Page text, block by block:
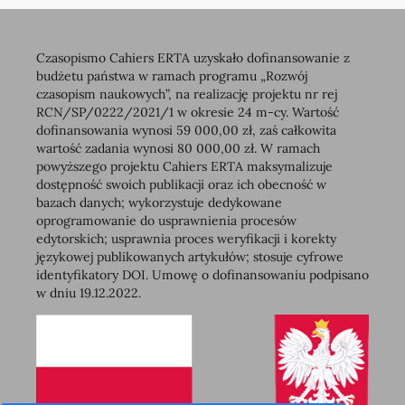
Czasopismo Cahiers ERTA uzyskało dofinansowanie z
budżetu państwa w ramach programu „Rozwój
czasopism naukowych”, na realizację projektu nr rej
RCN/SP/0222/2021/1 w okresie 24 m-cy. Wartość
dofinansowania wynosi 59 000,00 zł, zaś całkowita
wartość zadania wynosi 80 000,00 zł. W ramach
powyższego projektu Cahiers ERTA maksymalizuje
dostępność swoich publikacji oraz ich obecność w
bazach danych; wykorzystuje dedykowane
oprogramowanie do usprawnienia procesów
edytorskich; usprawnia proces weryfikacji i korekty
językowej publikowanych artykułów; stosuje cyfrowe
identyfikatory DOI. Umowę o dofinansowaniu podpisano
w dniu 19.12.2022.